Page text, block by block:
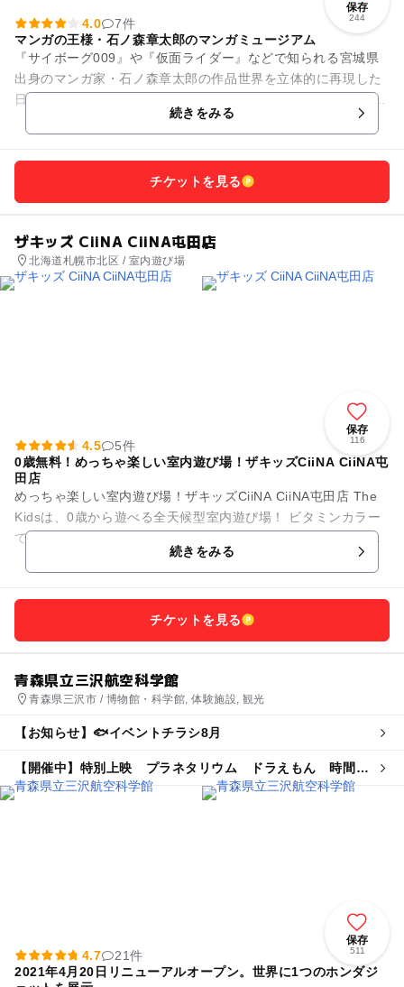
保存
244
4.0
7件
マンガの王様・石ノ森章太郎のマンガミュージアム
『サイボーグ009』や『仮面ライダー』などで知られる宮城県
出身のマンガ家・石ノ森章太郎の作品世界を立体的に再現した
日本最大級のマンガミュージアム。 貴重な原画の展示をはじ
め、作品ごとにコーナー...続きをみる
チケットを見る
ザキッズ CiiNA CiiNA屯田店
北海道札幌市北区 / 室内遊び場
保存
116
4.5
5件
0歳無料！めっちゃ楽しい室内遊び場！ザキッズCiiNA CiiNA屯
田店
めっちゃ楽しい室内遊び場！ザキッズCiiNA CiiNA屯田店 The
Kidsは、0歳から遊べる全天候型室内遊び場！ ビタミンカラー
で彩られた施設内には、幼児から小学生の子供がワクワクす
続きをみる
チケットを見る
青森県立三沢航空科学館
青森県三沢市 / 博物館・科学館, 体験施設, 観光
【お知らせ】🐟イベントチラシ8月
【開催中】特別上映 プラネタリウム ドラえもん 時間の
ひみつ
保存
511
4.7
21件
2021年4月20日リニューアルオープン。世界に1つのホンダジ